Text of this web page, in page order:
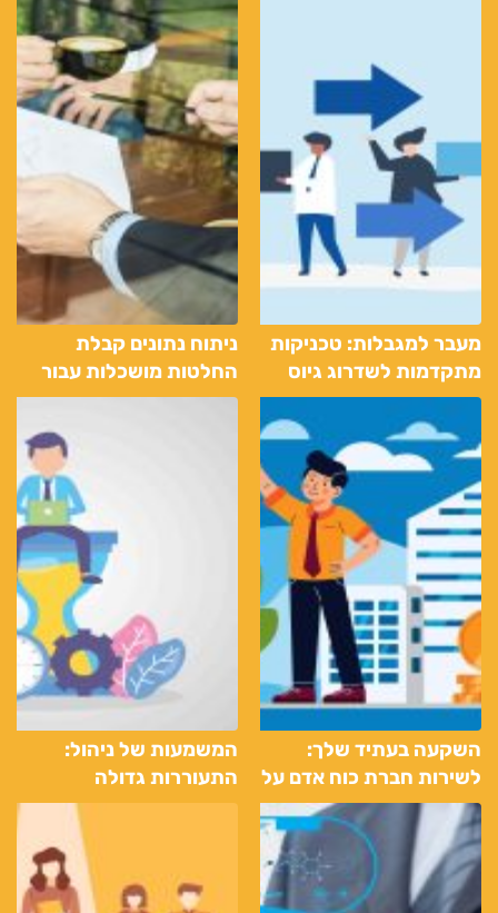
מעבר למגבלות: טכניקות
מתקדמות לשדרוג גיוס
דרך שירותי כוח אדם
ניתוח נתונים קבלת
החלטות מושכלות עבור
הארגון שלך
השקעה בעתיד שלך:
לשירות חברת כוח אדם על
מנת לגלות העבודה
האידיאלית שלך
המשמעות של ניהול:
התעוררות גדולה